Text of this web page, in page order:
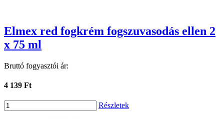
Elmex red fogkrém fogszuvasodás ellen 2
x 75 ml
Bruttó fogyasztói ár:
4 139 Ft
Részletek